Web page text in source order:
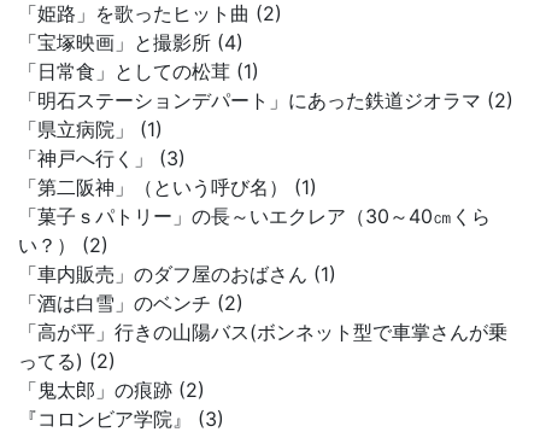
「姫路」を歌ったヒット曲 (2)
「宝塚映画」と撮影所 (4)
「日常食」としての松茸 (1)
「明石ステーションデパート」にあった鉄道ジオラマ (2)
「県立病院」 (1)
「神戸へ行く」 (3)
「第二阪神」（という呼び名） (1)
「菓子ｓパトリー」の長～いエクレア（30～40㎝くら
い？） (2)
「車内販売」のダフ屋のおばさん (1)
「酒は白雪」のベンチ (2)
「高が平」行きの山陽バス(ボンネット型で車掌さんが乗
ってる) (2)
「鬼太郎」の痕跡 (2)
『コロンビア学院』 (3)